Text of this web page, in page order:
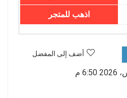
اذهب للمتجر
أضف إلى المفضل